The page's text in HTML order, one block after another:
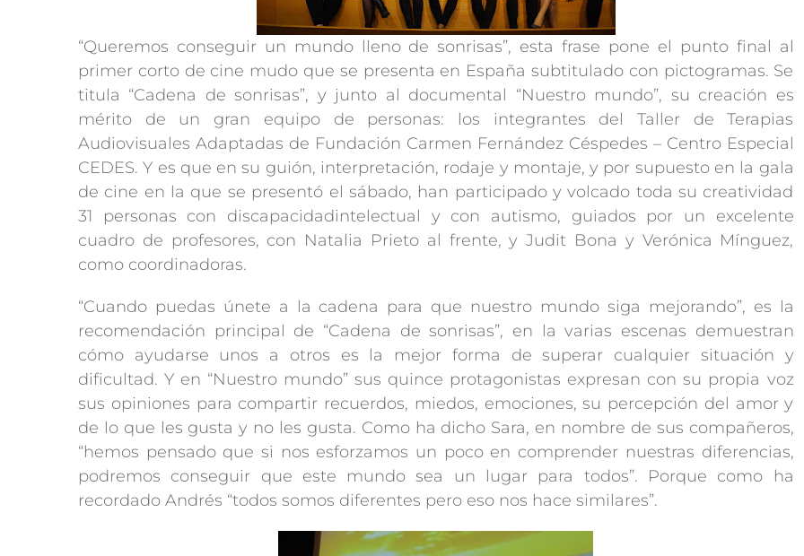
“Queremos conseguir un mundo lleno de sonrisas”, esta frase pone el punto final al
primer corto de cine mudo que se presenta en España subtitulado con pictogramas. Se
titula “Cadena de sonrisas”, y junto al documental “Nuestro mundo”, su creación es
mérito de un gran equipo de personas: los integrantes del Taller de Terapias
Audiovisuales Adaptadas de Fundación Carmen Fernández Céspedes – Centro Especial
CEDES. Y es que en su guión, interpretación, rodaje y montaje, y por supuesto en la gala
de cine en la que se presentó el sábado, han participado y volcado toda su creatividad
31 personas con discapacidadintelectual y con autismo, guiados por un excelente
cuadro de profesores, con Natalia Prieto al frente, y Judit Bona y Verónica Mínguez,
como coordinadoras.
“Cuando puedas únete a la cadena para que nuestro mundo siga mejorando”, es la
recomendación principal de “Cadena de sonrisas”, en la varias escenas demuestran
cómo ayudarse unos a otros es la mejor forma de superar cualquier situación y
dificultad. Y en “Nuestro mundo” sus quince protagonistas expresan con su propia voz
sus opiniones para compartir recuerdos, miedos, emociones, su percepción del amor y
de lo que les gusta y no les gusta. Como ha dicho Sara, en nombre de sus compañeros,
“hemos pensado que si nos esforzamos un poco en comprender nuestras diferencias,
podremos conseguir que este mundo sea un lugar para todos”. Porque como ha
recordado Andrés “todos somos diferentes pero eso nos hace similares”.